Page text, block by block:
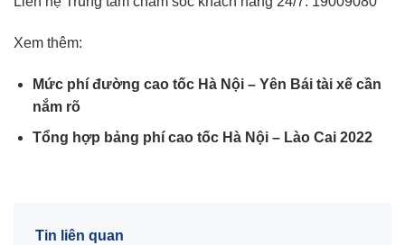
Xem thêm:
Mức phí đường cao tốc Hà Nội – Yên Bái tài xế cần
nắm rõ
Tổng hợp bảng phí cao tốc Hà Nội – Lào Cai 2022
Tin liên quan